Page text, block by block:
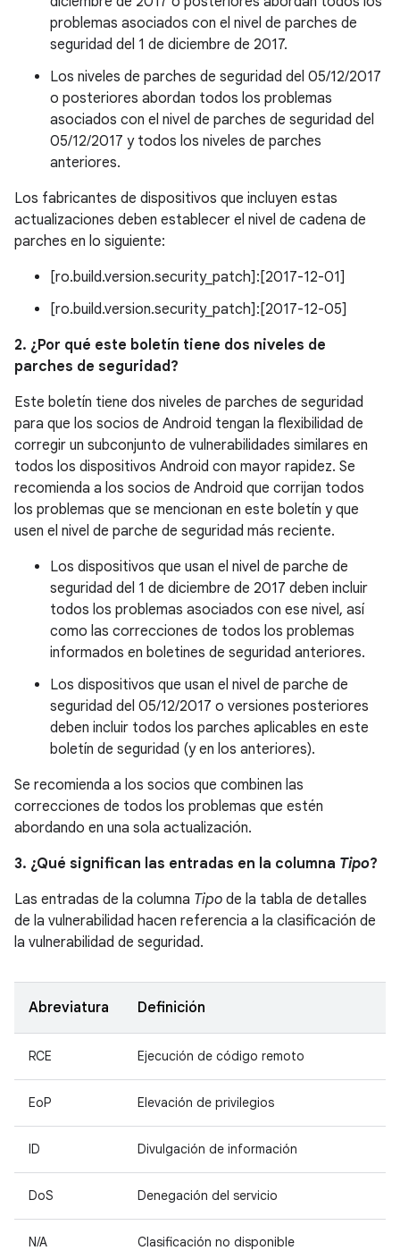
problemas asociados con el nivel de parches de
seguridad del 1 de diciembre de 2017.
Los niveles de parches de seguridad del 05/12/2017
o posteriores abordan todos los problemas
asociados con el nivel de parches de seguridad del
05/12/2017 y todos los niveles de parches
anteriores.
Los fabricantes de dispositivos que incluyen estas
actualizaciones deben establecer el nivel de cadena de
parches en lo siguiente:
[ro.build.version.security_patch]:[2017-12-01]
[ro.build.version.security_patch]:[2017-12-05]
2. ¿Por qué este boletín tiene dos niveles de
parches de seguridad?
Este boletín tiene dos niveles de parches de seguridad
para que los socios de Android tengan la flexibilidad de
corregir un subconjunto de vulnerabilidades similares en
todos los dispositivos Android con mayor rapidez. Se
recomienda a los socios de Android que corrijan todos
los problemas que se mencionan en este boletín y que
usen el nivel de parche de seguridad más reciente.
Los dispositivos que usan el nivel de parche de
seguridad del 1 de diciembre de 2017 deben incluir
todos los problemas asociados con ese nivel, así
como las correcciones de todos los problemas
informados en boletines de seguridad anteriores.
Los dispositivos que usan el nivel de parche de
seguridad del 05/12/2017 o versiones posteriores
deben incluir todos los parches aplicables en este
boletín de seguridad (y en los anteriores).
Se recomienda a los socios que combinen las
correcciones de todos los problemas que estén
abordando en una sola actualización.
3. ¿Qué significan las entradas en la columna Tipo?
Las entradas de la columna Tipo de la tabla de detalles
de la vulnerabilidad hacen referencia a la clasificación de
la vulnerabilidad de seguridad.
Abreviatura Definición
RCE Ejecución de código remoto
EoP Elevación de privilegios
ID Divulgación de información
DoS Denegación del servicio
N/A Clasificación no disponible